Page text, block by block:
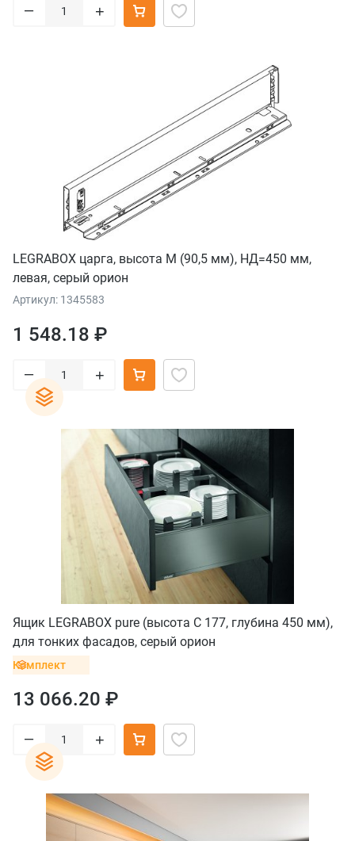
– +
LEGRABOX царга, высота M (90,5 мм), НД=450 мм,
левая, серый орион
Артикул: 1345583
1 548.18 ₽
– +
Ящик LEGRABOX pure (высота C 177, глубина 450 мм),
для тонких фасадов, серый орион
Комплект
13 066.20 ₽
– +